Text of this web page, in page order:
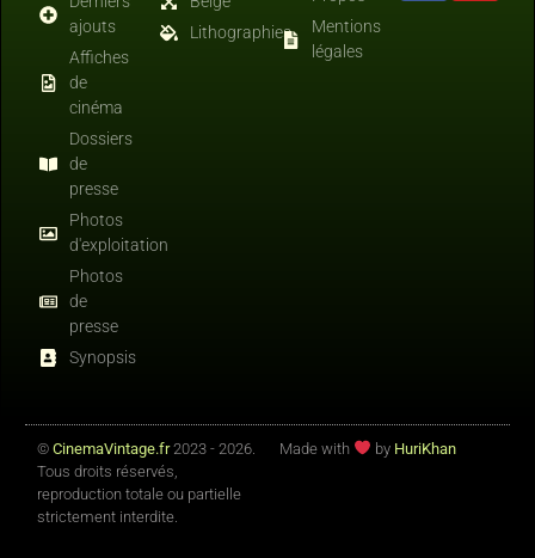
ajouts
Affiches
de
cinéma
Dossiers
de
presse
Photos
d'exploitation
Photos
de
presse
Synopsis
Lithographies
Mentions
légales
© CinemaVintage.fr2023 - 2026.
Tous droits réservés,
reproduction totale ou partielle
strictement interdite.
Made with by HuriKhan